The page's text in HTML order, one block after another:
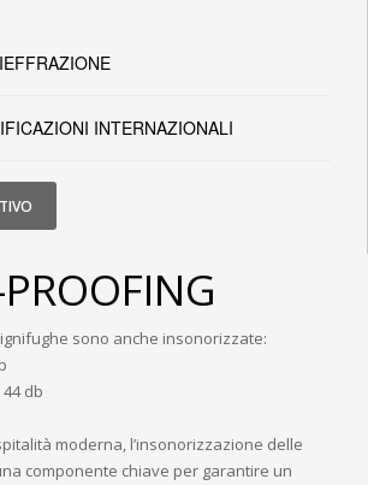
INTERNAZIONALI
sono anche insonorizzate:
44 db
moderna, l’insonorizzazione delle
componente chiave per garantire un